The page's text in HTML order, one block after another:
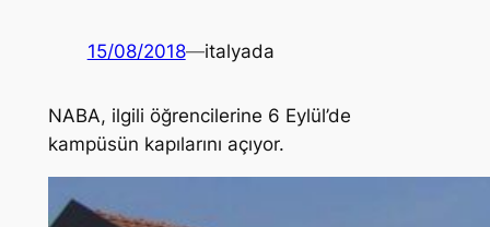
15/08/2018—italyada
NABA, ilgili öğrencilerine 6 Eylül’de
kampüsün kapılarını açıyor.